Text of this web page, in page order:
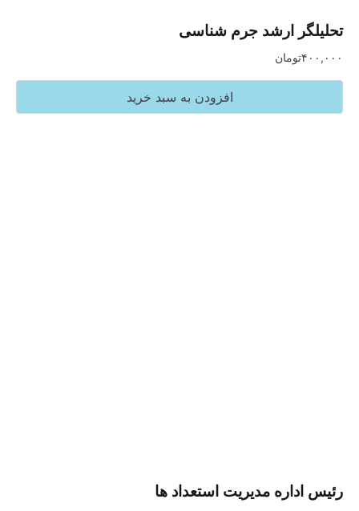
ارشد جرم شناسی
تومان
افزودن به سبد خرید
مدیریت استعداد ها